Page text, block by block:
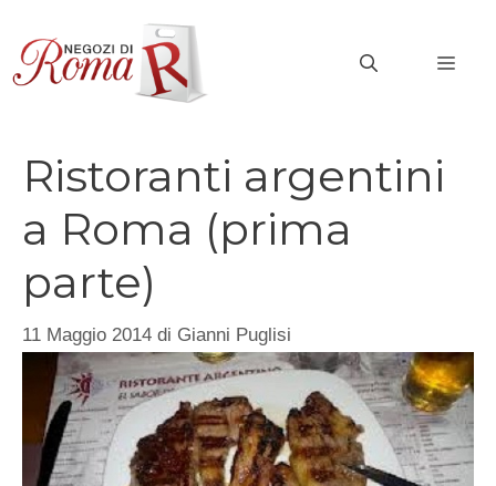
contenuto
Ristoranti argentini
a Roma (prima
parte)
11 Maggio 2014 di Gianni Puglisi